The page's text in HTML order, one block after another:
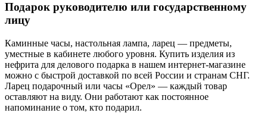
Подарок руководителю или государственному
лицу
Каминные часы, настольная лампа, ларец — предметы,
уместные в кабинете любого уровня. Купить изделия из
нефрита для делового подарка в нашем интернет-магазине
можно с быстрой доставкой по всей России и странам СНГ.
Ларец подарочный или часы «Орел» — каждый товар
оставляют на виду. Они работают как постоянное
напоминание о том, кто подарил.